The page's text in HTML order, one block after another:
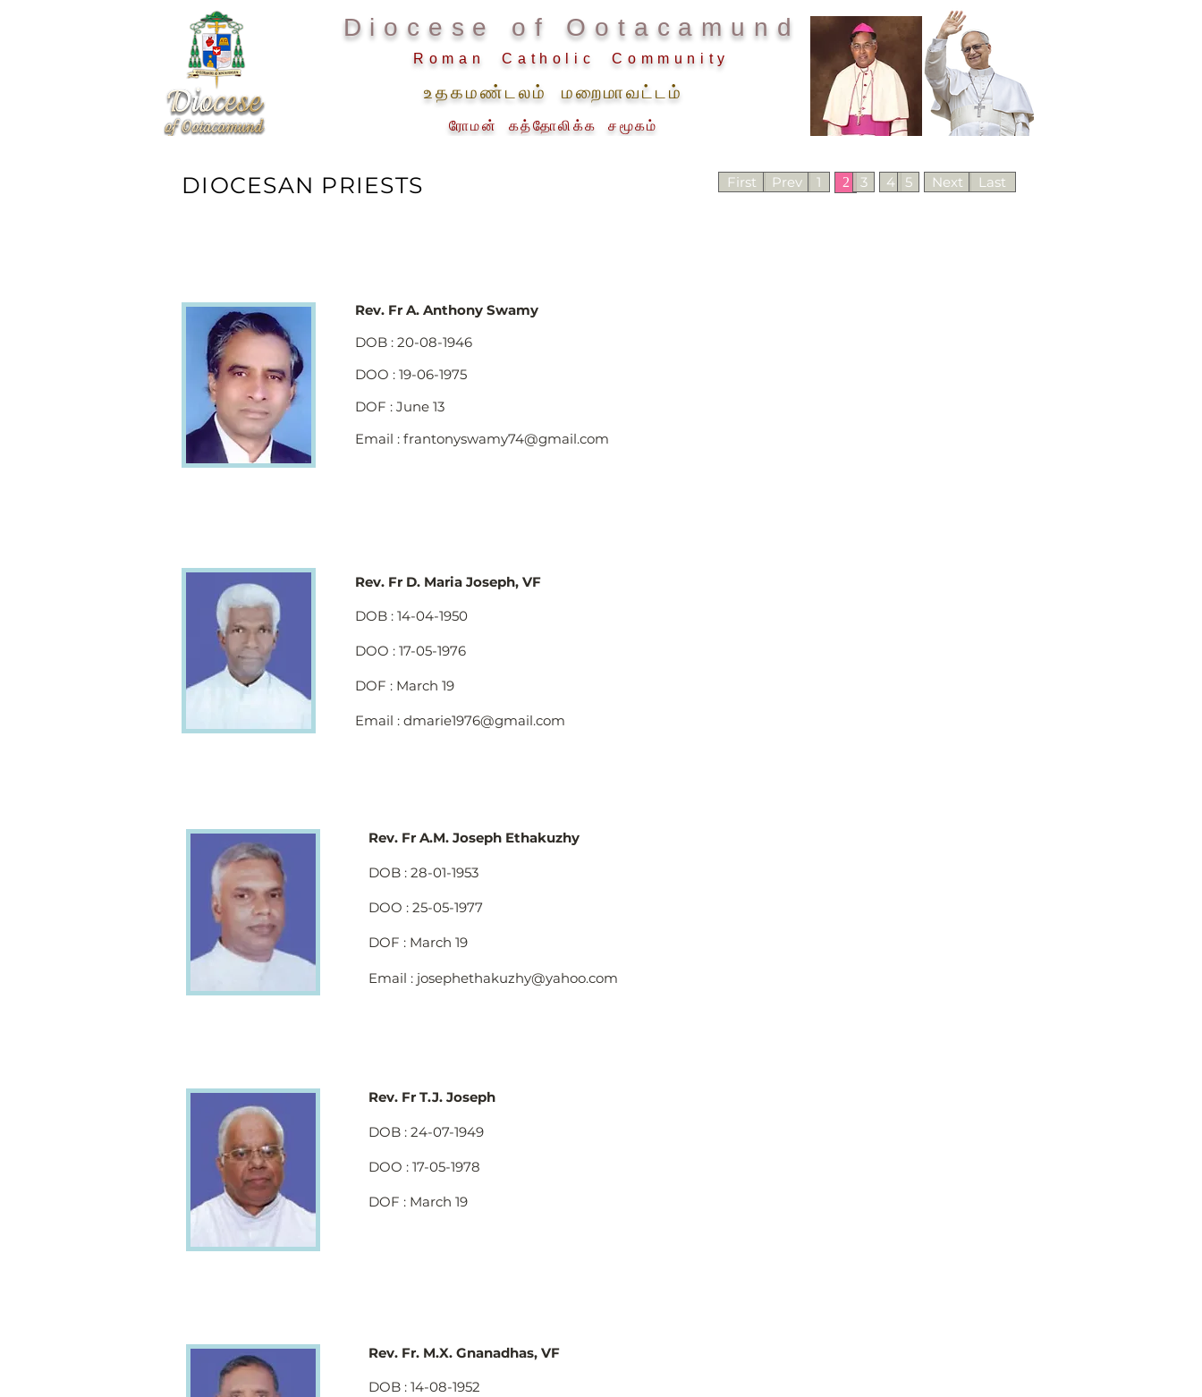
Diocese of Ootacamund
Roman Catholic Community
உதகமண்டலம் மறைமாவட்டம்
ரோமன் கத்தோலிக்க சமூகம்
DIOCESAN PRIESTS
Rev. Fr A. Anthony Swamy
DOB : 20-08-1946
DOO : 19-06-1975
DOF : June 13
Email : frantonyswamy74@gmail.com
Rev. Fr D. Maria Joseph, VF
DOB : 14-04-1950
DOO : 17-05-1976
DOF : March 19
Email : dmarie1976@gmail.com
First Prev 1 2 3 4 5 Next Last
Rev. Fr A.M. Joseph Ethakuzhy
DOB : 28-01-1953
DOO : 25-05-1977
DOF : March 19
Email : josephethakuzhy@yahoo.com
Rev. Fr T.J. Joseph
DOB : 24-07-1949
DOO : 17-05-1978
DOF : March 19
Rev. Fr. M.X. Gnanadhas, VF
DOB : 14-08-1952